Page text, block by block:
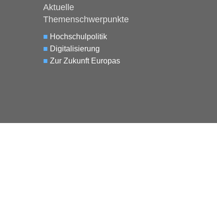
Aktuelle
Themenschwerpunkte
■ Hochschulpolitik
■ Digitalisierung
■ Zur Zukunft Europas